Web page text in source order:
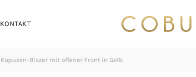
KONTAKT
Kapuzen-Blazer mit offener Front in Gelb